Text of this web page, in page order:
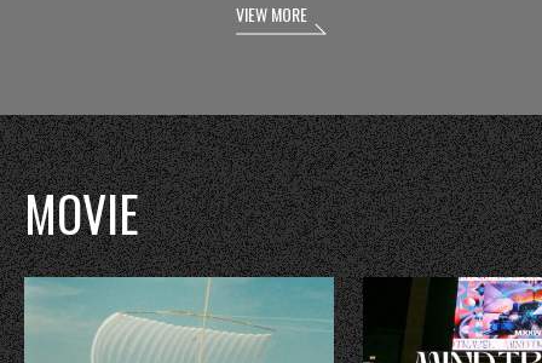
VIEW MORE
MOVIE